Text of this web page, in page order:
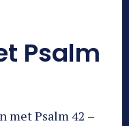
Psalm
met Psalm 42 –